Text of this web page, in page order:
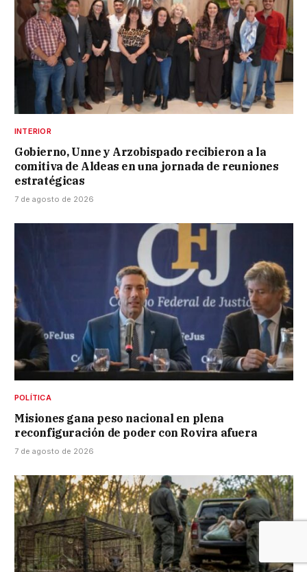
INTERIOR
Gobierno, Unne y Arzobispado recibieron a la
comitiva de Aldeas en una jornada de reuniones
estratégicas
7 de agosto de 2026
POLÍTICA
Misiones gana peso nacional en plena
reconfiguración de poder con Rovira afuera
7 de agosto de 2026